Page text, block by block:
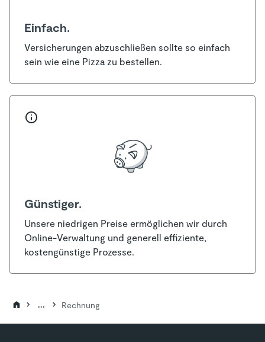
Einfach.
Versicherungen abzuschließen sollte so einfach
sein wie eine Pizza zu bestellen.
Günstiger.
Unsere niedrigen Preise ermöglichen wir durch
Online-Verwaltung und generell effiziente,
kostengünstige Prozesse.
... Rechnung